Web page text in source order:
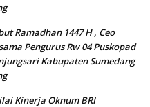
Ramadhan 1447 H , Ceo
Pengurus Rw 04 Puskopad
Kabupaten Sumedang
Kinerja Oknum BRI